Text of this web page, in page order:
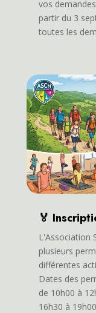
vos
partir du 3
toutes les
🏅
L'Association
plusieurs
différentes
Dates des
de 10h00 à
16h30 à